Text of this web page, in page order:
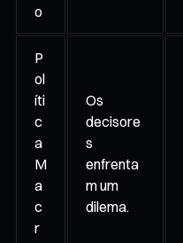
o
P
ol
íti
c
a
M
a
c
r
Os
decisore
s
enfrenta
m um
dilema.